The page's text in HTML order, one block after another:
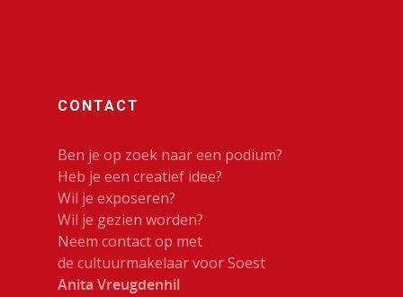
CONTACT
Ben je op zoek naar een podium?
Heb je een creatief idee?
Wil je exposeren?
Wil je gezien worden?
Neem contact op met
de cultuurmakelaar voor Soest
Anita Vreugdenhil